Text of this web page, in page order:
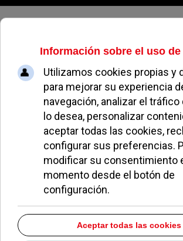
Jueves, 06 de agosto de 2026
Anastasiya Dmytriv, del
Natación Pozuelo, gana
de plata en 100m braza
Melbourne
MIGUEL MUÑOZ
CLUBES DEPORTIVOS DE
28 FEBRERO 2024